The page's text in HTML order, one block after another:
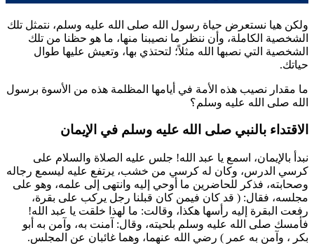
ولكن هيا نستعرض حياة رسول الله صلى الله عليه وسلم، نتمثل تلك
الشخصية الكاملة، وأن ننظر ما نصيبنا منها، ما هو حظنا من تلك
الشخصية التي نصبها الله مثلاً؛ لتحتذي بها، وتعيش عليها طوال
حياتك.
ما مقدار نصيب هذه الأمة في أيامها المظلمة هذه من الأسوة برسول
الله صلى الله عليه وسلم؟
الاقتداء بالنبي صلى الله عليه وسلم في الإيمان
نبدأ بالإيمان، اسمع يا عبد الله! جلس عليه الصلاة والسلام على
كرسي الدرس، وكان له كرسي من خشب، يرتفع عليه ليسمع رجاله
وصحابته، فذكر للحاضرين ما أوحي إليه وانتهى إلى علمه، وهو على
مجلسه، فقال: ( قد كان فيمن كان قبلنا رجل يركب على بقرة،
رفعت البقرة إليه رأسها هكذا، وقالت: ما لهذا خلقت يا عبد الله!
فأمسك صلى الله عليه وسلم بلحيته، وقال: آمنت به، وآمن به أبو
بكر ، وآمن به عمر ) رضي الله عنهما، وهما غائبان عن المجلس.